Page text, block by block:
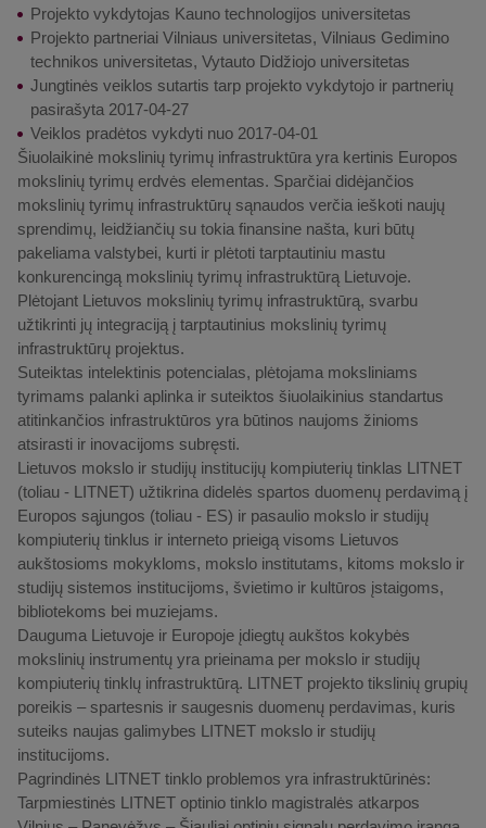
Projekto vykdytojas Kauno technologijos universitetas
Projekto partneriai Vilniaus universitetas, Vilniaus Gedimino
technikos universitetas, Vytauto Didžiojo universitetas
Jungtinės veiklos sutartis tarp projekto vykdytojo ir partnerių
pasirašyta 2017-04-27
Veiklos pradėtos vykdyti nuo 2017-04-01
Šiuolaikinė mokslinių tyrimų infrastruktūra yra kertinis Europos
mokslinių tyrimų erdvės elementas. Sparčiai didėjančios
mokslinių tyrimų infrastruktūrų sąnaudos verčia ieškoti naujų
sprendimų, leidžiančių su tokia finansine našta, kuri būtų
pakeliama valstybei, kurti ir plėtoti tarptautiniu mastu
konkurencingą mokslinių tyrimų infrastruktūrą Lietuvoje.
Plėtojant Lietuvos mokslinių tyrimų infrastruktūrą, svarbu
užtikrinti jų integraciją į tarptautinius mokslinių tyrimų
infrastruktūrų projektus.
Suteiktas intelektinis potencialas, plėtojama moksliniams
tyrimams palanki aplinka ir suteiktos šiuolaikinius standartus
atitinkančios infrastruktūros yra būtinos naujoms žinioms
atsirasti ir inovacijoms subręsti.
Lietuvos mokslo ir studijų institucijų kompiuterių tinklas LITNET
(toliau - LITNET) užtikrina didelės spartos duomenų perdavimą į
Europos sąjungos (toliau - ES) ir pasaulio mokslo ir studijų
kompiuterių tinklus ir interneto prieigą visoms Lietuvos
aukštosioms mokykloms, mokslo institutams, kitoms mokslo ir
studijų sistemos institucijoms, švietimo ir kultūros įstaigoms,
bibliotekoms bei muziejams.
Dauguma Lietuvoje ir Europoje įdiegtų aukštos kokybės
mokslinių instrumentų yra prieinama per mokslo ir studijų
kompiuterių tinklų infrastruktūrą. LITNET projekto tikslinių grupių
poreikis – spartesnis ir saugesnis duomenų perdavimas, kuris
suteiks naujas galimybes LITNET mokslo ir studijų
institucijoms.
Pagrindinės LITNET tinklo problemos yra infrastruktūrinės:
Tarpmiestinės LITNET optinio tinklo magistralės atkarpos